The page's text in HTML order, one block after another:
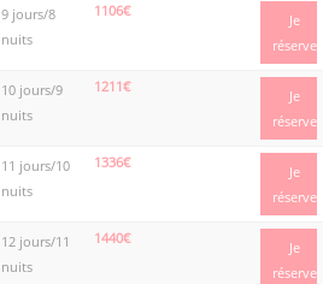
9 jours/8
nuits
1106€
Je
réserve
10 jours/9
nuits
1211€
Je
réserve
11 jours/10
nuits
1336€
Je
réserve
12 jours/11
nuits
1440€
Je
réserve